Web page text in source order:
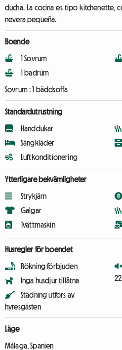
ducha. La cocina es tipo kitchenette,
nevera pequeña.
Boende
1 Sovrum
1 badrum
Sovrum :1 bäddsoffa
Standardutrustning
Handdukar
Sängkläder
Luftkonditionering
Ytterligare bekvämligheter
Strykjärn
Galgar
Tvättmaskin
Husregler för boendet
Rökning förbjuden
Inga husdjur tillåtna
Städning utförs av
hyresgästen
Läge
Málaga, Spanien